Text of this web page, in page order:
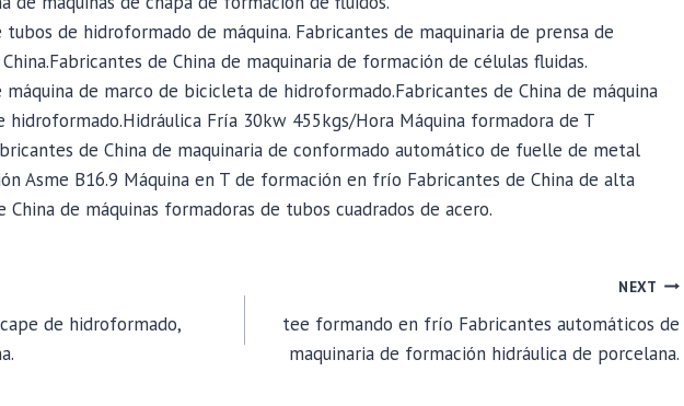
tubos de hidroformado de máquina. Fabricantes de maquinaria de prensa de
de China de maquinaria de formación de células fluidas.
máquina de marco de bicicleta de hidroformado.Fabricantes de China de máquina
hidroformado.Hidráulica Fría 30kw 455kgs/Hora Máquina formadora de T
de China de maquinaria de conformado automático de fuelle de metal
Asme B16.9 Máquina en T de formación en frío Fabricantes de China de alta
China de máquinas formadoras de tubos cuadrados de acero.
de hidroformado,
NEXT
tee formando en frío Fabricantes automáticos de
maquinaria de formación hidráulica de porcelana.